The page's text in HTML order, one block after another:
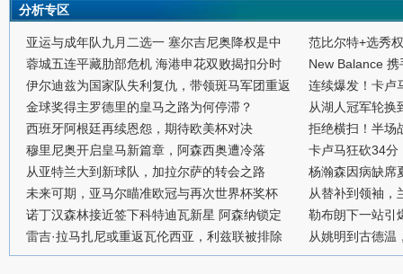
分析专区
亚运与成年队九月二选一 塞尔吉尼奥降权是中
蓉城五连平藏肋部危机 海港申花双败揭扣分时
伊尔迪兹为国家队失利复仇，带领斑马军团重返
金球奖得主罗德里的皇马之路为何停滞？
西班牙阿根廷再续恩怨，期待欧美杯对决
穆里尼奥开启皇马新篇章，阿森西奥遭冷落
从亚特兰大到新球队，加拉尔萨的转会之路
未来可期，亚马尔瞄准欧冠与再次世界杯奖杯
诺丁汉森林接近签下科特迪瓦新星 阿森纳锁定
雷吉·拉马扎尼或重返瓦伦西亚，利兹联被排除
范比尔特+选秀
New Balance
连续爆发！卡卢
从湖人冠军轮换
拒绝横扫！半场
卡卢马狂砍34分
杨瀚森因病缺席
从替补到领袖，
勒布朗下一站引
从姚明到古德温